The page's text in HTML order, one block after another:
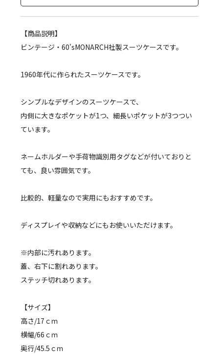
【商品説明】
ビンテージ・60'sMONARCH社製スーツケースです。
1960年代に作られたスーツケースです。
シンプルなデザインのスーツケースで、
内側に大きなポケットが1つ、細長いポケットが3つつい
ています。
ネームホルダーや手荷物識別用タグなどが付いておりと
ても、良い雰囲気です。
比較的、軽量なので実用にもおすすめです。
ディスプレイや収納などにもお使いいただけます。
※内部に汚れあります。
蓋、右下に割れあります。
ステッチ切れあります。
【サイズ】
高さ/17ｃｍ
横幅/66ｃｍ
奥行/45.5ｃｍ